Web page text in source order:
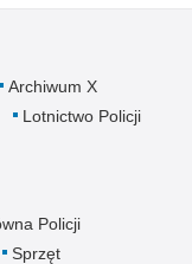
Archiwum X
Lotnictwo Policji
Policji
Sprzęt